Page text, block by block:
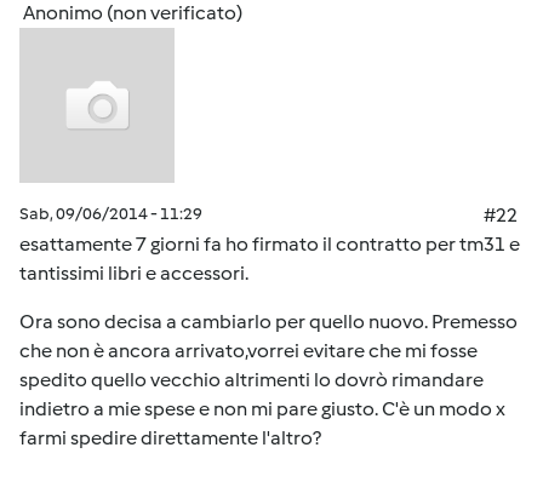
Anonimo (non verificato)
Sab, 09/06/2014 - 11:29
#22
esattamente 7 giorni fa ho firmato il contratto per tm31 e
tantissimi libri e accessori.
Ora sono decisa a cambiarlo per quello nuovo. Premesso
che non è ancora arrivato,vorrei evitare che mi fosse
spedito quello vecchio altrimenti lo dovrò rimandare
indietro a mie spese e non mi pare giusto. C'è un modo x
farmi spedire direttamente l'altro?